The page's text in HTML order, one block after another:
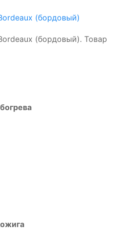
(бордовый)
(бордовый). Товар